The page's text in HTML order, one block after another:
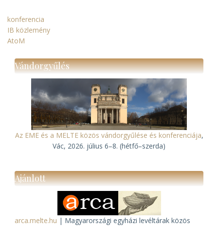
konferencia
IB közlemény
AtoM
Vándorgyűlés
Az EME és a MELTE közös vándorgyűlése és konferenciája,
Vác, 2026. július 6–8. (hétfő–szerda)
Ajánlott
arca.melte.hu | Magyarországi egyházi levéltárak közös